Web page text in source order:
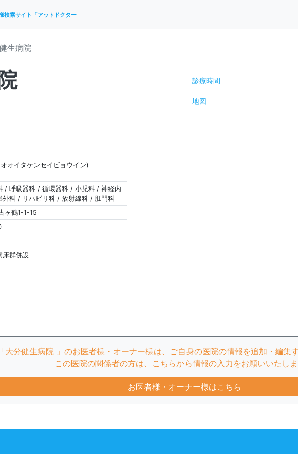
検索サイト「アットドクター」
生病院
オイタケンセイビョウイン)
/ 呼吸器科 / 循環器科 / 小児科 / 神経内
科 / リハビリ科 / 放射線科 / 肛門科
ヶ鶴1-1-15
床群併設
診療時間
地図
「大分健生病院 」のお医者様・オーナー様は、ご自身の医院の情報を追加・編集
この医院の関係者の方は、こちらから情報の入力をお願いいたしま
お医者様・オーナー様はこちら